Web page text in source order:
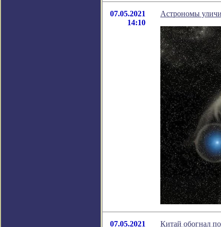
07.05.2021
14:10
Астрономы
07.05.2021
Китай обогнал